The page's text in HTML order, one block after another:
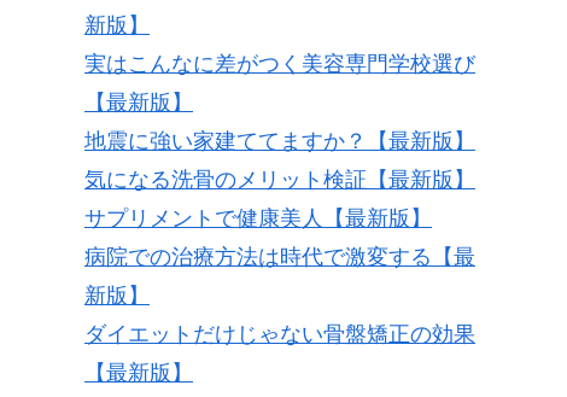
新版】
実はこんなに差がつく美容専門学校選び
【最新版】
地震に強い家建ててますか？【最新版】
気になる洗骨のメリット検証【最新版】
サプリメントで健康美人【最新版】
病院での治療方法は時代で激変する【最
新版】
ダイエットだけじゃない骨盤矯正の効果
【最新版】